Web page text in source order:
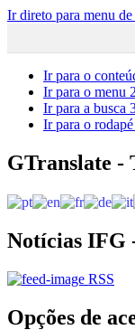
Ir direto para menu
Ir para o
Ir para o menu 2
Ir para a busca
Ir para o rodapé
GTranslate -
Notícias IFG
RSS
Opções de